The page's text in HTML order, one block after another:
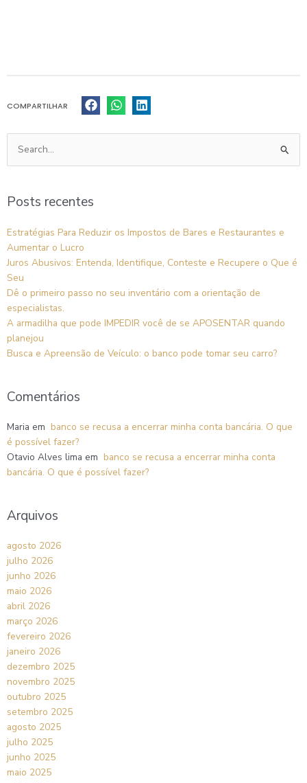
COMPARTILHAR
Pesquisar
por:
Posts recentes
Estratégias Para Reduzir os Impostos de Bares e Restaurantes e
Aumentar o Lucro
Juros Abusivos: Entenda, Identifique, Conteste e Recupere o Que é
Seu
Dê o primeiro passo no seu inventário com a orientação de
especialistas.
A armadilha que pode IMPEDIR você de se APOSENTAR quando
planejou
Busca e Apreensão de Veículo: o banco pode tomar seu carro?
Comentários
Maria em banco se recusa a encerrar minha conta bancária. O que
é possível fazer?
Otavio Alves lima em banco se recusa a encerrar minha conta
bancária. O que é possível fazer?
Arquivos
agosto 2026
julho 2026
junho 2026
maio 2026
abril 2026
março 2026
fevereiro 2026
janeiro 2026
dezembro 2025
novembro 2025
outubro 2025
setembro 2025
agosto 2025
julho 2025
junho 2025
maio 2025